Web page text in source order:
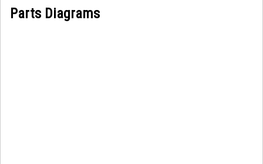
Parts Diagrams